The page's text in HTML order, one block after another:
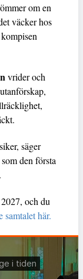
om en
väcker hos
vrider och
säger
den första
och du
samtalet här.